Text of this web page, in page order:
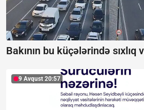
Bakının bu küçələrində sıxlıq
9 Avqust 20:57